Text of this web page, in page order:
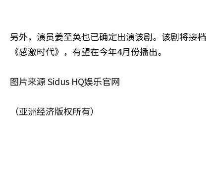
另外，演员姜至奂也已确定出演该剧。该剧将接档
《感激时代》，有望在今年4月份播出。
图片来源 Sidus HQ娱乐官网
（亚洲经济版权所有）